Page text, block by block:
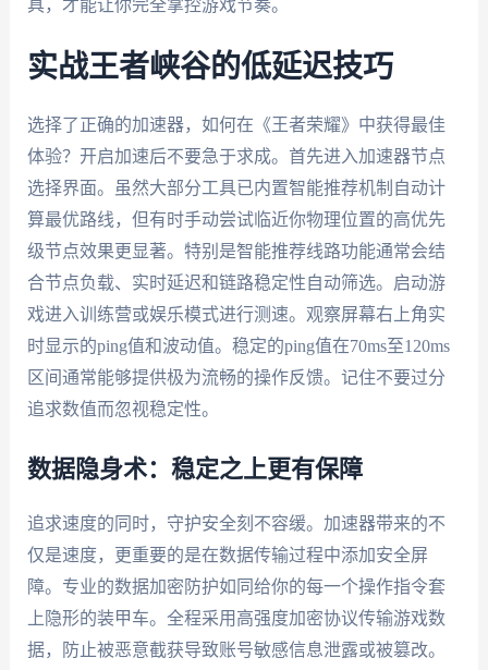
具，才能让你完全掌控游戏节奏。
实战王者峡谷的低延迟技巧
选择了正确的加速器，如何在《王者荣耀》中获得最佳
体验？开启加速后不要急于求成。首先进入加速器节点
选择界面。虽然大部分工具已内置智能推荐机制自动计
算最优路线，但有时手动尝试临近你物理位置的高优先
级节点效果更显著。特别是智能推荐线路功能通常会结
合节点负载、实时延迟和链路稳定性自动筛选。启动游
戏进入训练营或娱乐模式进行测速。观察屏幕右上角实
时显示的ping值和波动值。稳定的ping值在70ms至120ms
区间通常能够提供极为流畅的操作反馈。记住不要过分
追求数值而忽视稳定性。
数据隐身术：稳定之上更有保障
追求速度的同时，守护安全刻不容缓。加速器带来的不
仅是速度，更重要的是在数据传输过程中添加安全屏
障。专业的数据加密防护如同给你的每一个操作指令套
上隐形的装甲车。全程采用高强度加密协议传输游戏数
据，防止被恶意截获导致账号敏感信息泄露或被篡改。